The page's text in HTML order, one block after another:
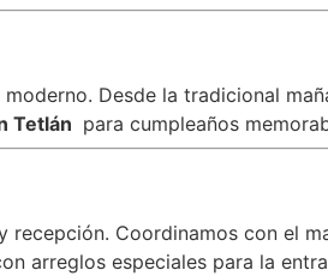
Desde la tradicional
Tetlán para cumpleaños
Coordinamos con el
arreglos especiales para la